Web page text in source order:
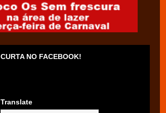
CURTA NO FACEBOOK!
Translate